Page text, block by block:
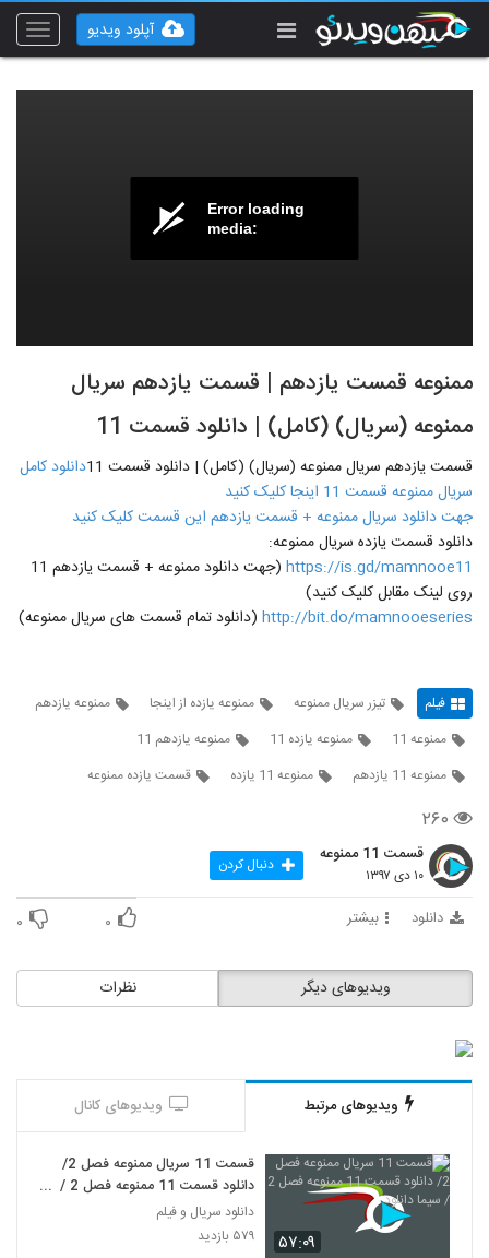
Toggle
آپلود ویدیو
Error loading
media:
ممنوعه قمست یازدهم | قسمت یازدهم سریال
ممنوعه (سریال) (کامل) | دانلود قسمت 11
قسمت یازدهم سریال ممنوعه (سریال) (کامل) | دانلود قسمت 11
دانلود کامل
سریال ممنوعه قسمت 11 اینجا کلیک کنید
جهت دانلود سریال ممنوعه + قسمت یازدهم این قسمت کلیک کنید
دانلود قسمت یازده سریال ممنوعه:
https://is.gd/mamnooe11
(جهت دانلود ممنوعه + قسمت یازدهم 11
روی لینک مقابل کلیک کنید)
http://bit.do/mamnooeseries (دانلود تمام قسمت های سریال ممنوعه)
فیلم تیزر سریال ممنوعه ممنوعه یازده از اینجا
ممنوعه یازدهم
ممنوعه 11
ممنوعه یازده 11
ممنوعه یازدهم 11
ممنوعه 11 یازدهم
ممنوعه 11 یازده قسمت یازده ممنوعه
۲۶۰
قسمت 11 ممنوعه
۱۰ دی ۱۳۹۷ دنبال کردن
دانلود بیشتر ۰ ۰
نظرات ویدیوهای دیگر
ویدیوهای مرتبط ویدیوهای کانال
۵۷:۰۹
قسمت 11 سریال ممنوعه فصل 2/
دانلود قسمت 11 ممنوعه فصل 2 /
سیما دانلود
دانلود سریال و فیلم
۵۷۹ بازدید